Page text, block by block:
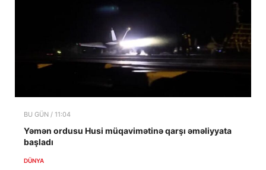
BU GÜN / 11:04
Yəmən ordusu Husi müqavimətinə qarşı əməliyyata
başladı
DÜNYA